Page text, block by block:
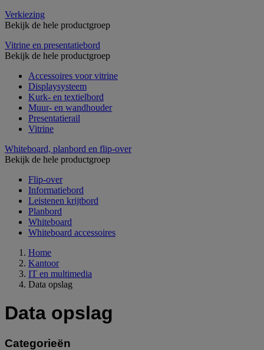
Verkiezing
Bekijk de hele productgroep
Vitrine en presentatiebord
Bekijk de hele productgroep
Accessoires voor vitrine
Displaysysteem
Kurk- en textielbord
Muur- en wandhouder
Presentatierail
Vitrine
Whiteboard, planbord en flip-over
Bekijk de hele productgroep
Flip-over
Informatiebord
Leistenen krijtbord
Planbord
Whiteboard
Whiteboard accessoires
Home
Kantoor
IT en multimedia
Data opslag
Data opslag
Categorieën